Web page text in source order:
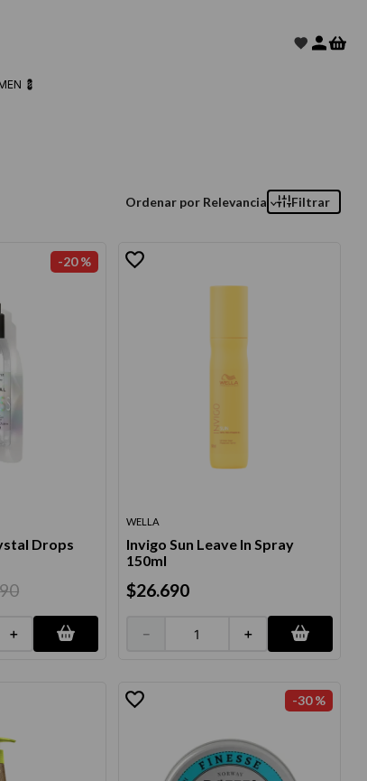
💈
Ordenar por Relevancia Filtrar
-20 %
Drops
＋
WELLA
Invigo Sun Leave In Spray
150ml
$26.690
＋
－
-30 %